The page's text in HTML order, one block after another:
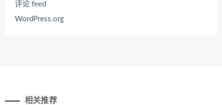
评论 feed
WordPress.org
相关推荐